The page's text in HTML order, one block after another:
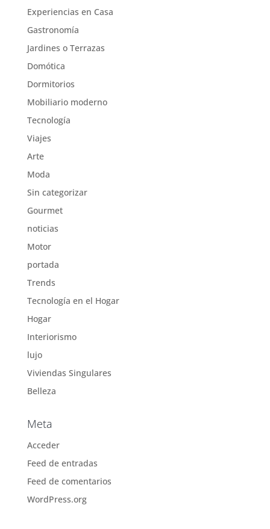
Experiencias en Casa
Gastronomía
Jardines o Terrazas
Domótica
Dormitorios
Mobiliario moderno
Tecnología
Viajes
Arte
Moda
Sin categorizar
Gourmet
noticias
Motor
portada
Trends
Tecnología en el Hogar
Hogar
Interiorismo
lujo
Viviendas Singulares
Belleza
Meta
Acceder
Feed de entradas
Feed de comentarios
WordPress.org